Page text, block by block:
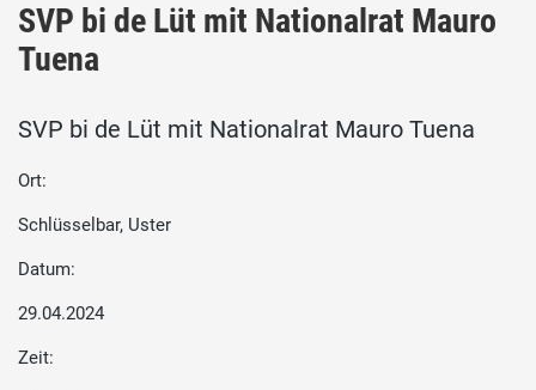
SVP bi de Lüt mit Nationalrat Mauro
Tuena
SVP bi de Lüt mit Nationalrat Mauro Tuena
Ort:
Schlüsselbar, Uster
Datum:
29.04.2024
Zeit: